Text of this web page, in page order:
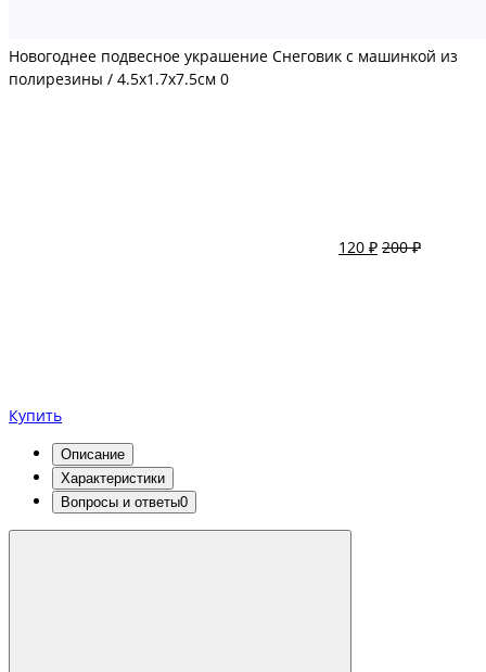
Новогоднее подвесное украшение Снеговик с машинкой из
полирезины / 4.5х1.7х7.5см 0
120 ₽ 200 ₽
Купить
Описание
Характеристики
Вопросы и ответы0